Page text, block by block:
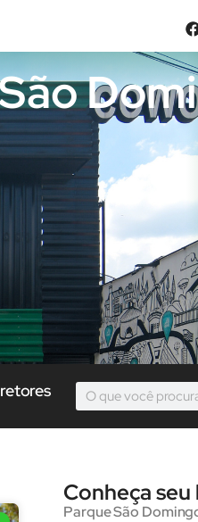
Conheça seu
Parque São